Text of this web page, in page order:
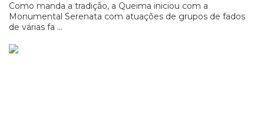
Como manda a tradição, a Queima iniciou com a
Monumental Serenata com atuações de grupos de fados
de várias fa ...